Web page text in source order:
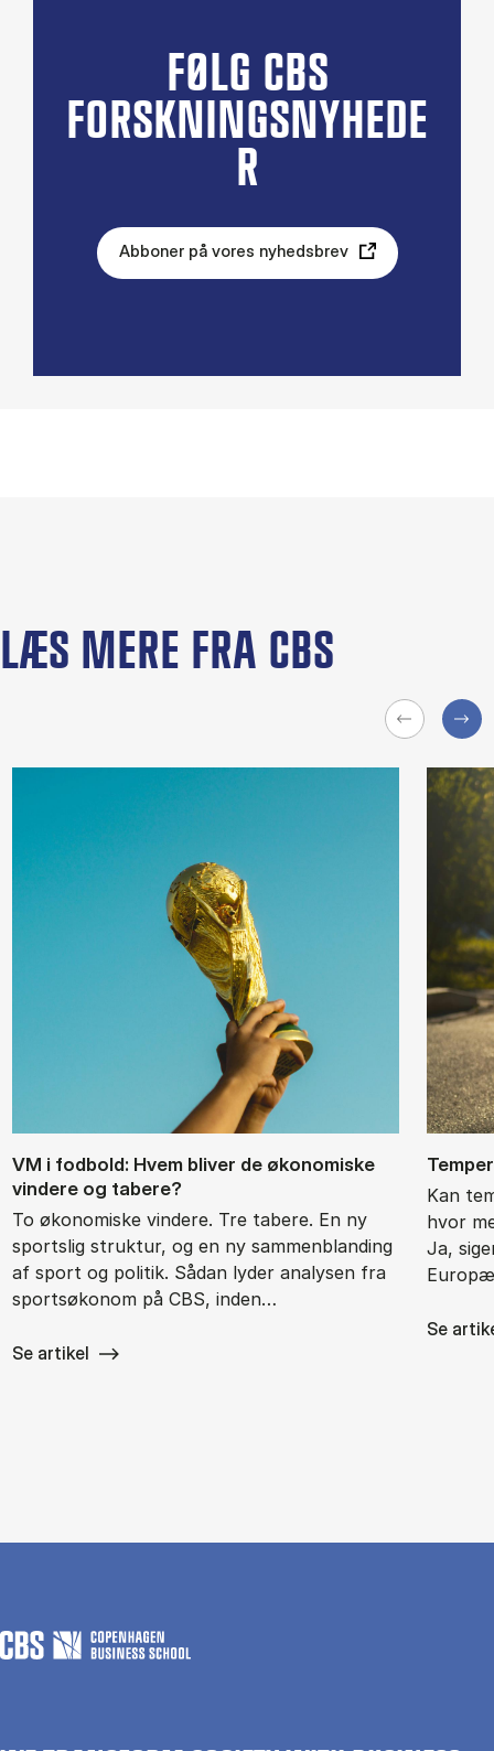
FØLG CBS
FORSKNINGSNYHEDE
R
Abboner på vores nyhedsbrev
LÆS MERE FRA CBS
VM i fod­bold: Hvem bli­ver de øko­no­mi­ske
vin­de­re og ta­be­re?
To økonomiske vindere. Tre tabere. En ny
sportslig struktur, og en ny sammenblanding
af sport og politik. Sådan lyder analysen fra
sportsøkonom på CBS, inden…
Se artikel
Kan
hvor
Ja,
Se